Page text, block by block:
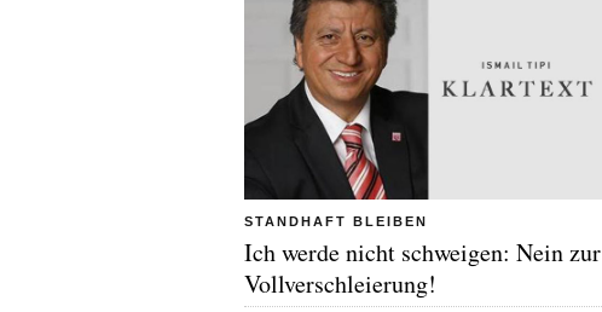
STANDHAFT BLEIBEN
Ich werde nicht schweigen: Nein zur
Vollverschleierung!